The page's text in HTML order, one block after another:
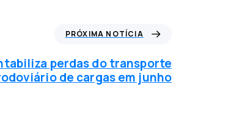
PRÓXIMA NOTÍCIA
perdas do transporte
de cargas em junho